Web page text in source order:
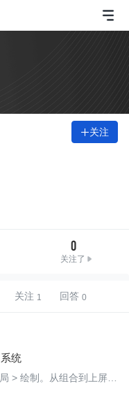
关注
0
关注了
关注 回答
统
的
完成，SlotTable 记录了 C